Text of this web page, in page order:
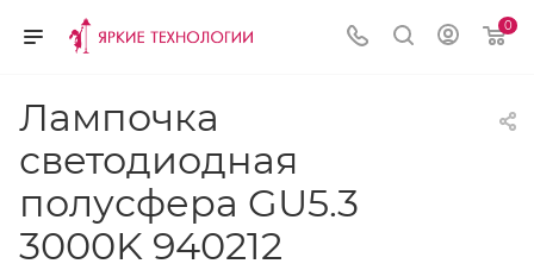
0
Лампочка
светодиодная
полусфера GU5.3
3000K 940212